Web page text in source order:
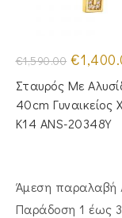
€1,590.00 Original
price
was:
€
Σταυρός Με
40cm Γυναικείος
Κ14 ANS-20348Y
Άμεση παραλαβή
Παράδoση 1 έως 3